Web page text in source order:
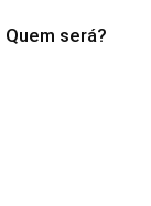
será?